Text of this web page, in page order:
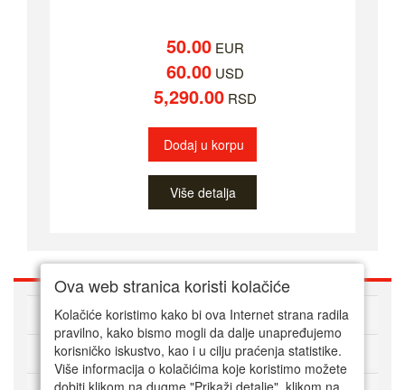
50.00EUR
60.00USD
5,290.00RSD
Dodaj u korpu
Više detalja
O nama
Kako kupovati online
Ova web stranica koristi kolačiće
Kolačiće koristimo kako bi ova Internet strana radila
pravilno, kako bismo mogli da dalje unapređujemo
korisničko iskustvo, kao i u cilju praćenja statistike.
Više informacija o kolačićima koje koristimo možete
dobiti klikom na dugme "Prikaži detalje". klikom na